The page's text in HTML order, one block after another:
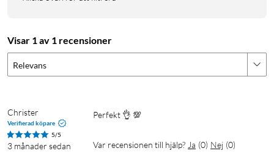
Visar 1 av 1 recensioner
Relevans
Christer
Verifierad köpare
5/5
3 månader sedan
Perfekt 👌 💯
Var recensionen till hjälp? Ja (0) Nej (0)